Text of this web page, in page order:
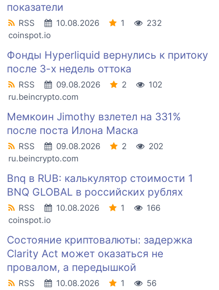
показатели
RSS 10.08.2026 1
232
coinspot.io
Фонды Hyperliquid вернулись к притоку
после 3-х недель оттока
RSS 09.08.2026 2
102
ru.beincrypto.com
Мемкоин Jimothy взлетел на 331%
после поста Илона Маска
RSS 09.08.2026 2
202
ru.beincrypto.com
Bnq в RUB: калькулятор стоимости 1
BNQ GLOBAL в российских рублях
RSS 10.08.2026 1
166
coinspot.io
Состояние криптовалюты: задержка
Clarity Act может оказаться не
провалом, а передышкой
RSS 10.08.2026 1
56